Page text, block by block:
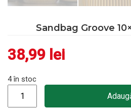
Sandbag Groove
38,99 lei
4 în stoc